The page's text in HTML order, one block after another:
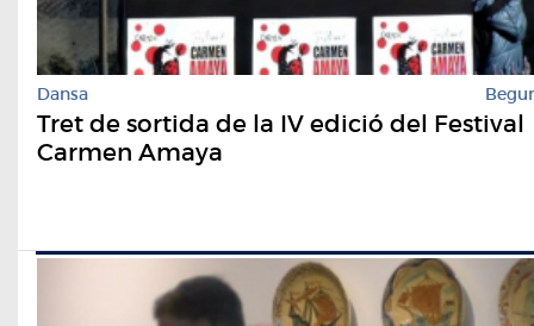
Dansa Begur
Tret de sortida de la IV edició del Festival
Carmen Amaya